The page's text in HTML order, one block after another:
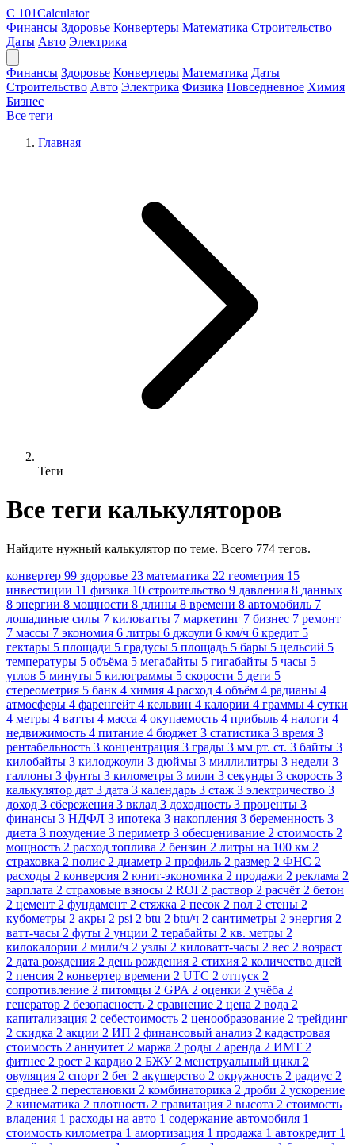
C 101Calculator
Финансы Здоровье Конвертеры Математика Строительство
Даты Авто Электрика
Финансы Здоровье Конвертеры Математика Даты
Строительство Авто Электрика Физика Повседневное Химия
Бизнес
Все теги
Главная
Теги
Все теги калькуляторов
Найдите нужный калькулятор по теме. Всего 774 тегов.
конвертер 99 здоровье 23 математика 22 геометрия 15
инвестиции 11 физика 10 строительство 9 давления 8 данных
8 энергии 8 мощности 8 длины 8 времени 8 автомобиль 7
лошадиные силы 7 киловатты 7 маркетинг 7 бизнес 7 ремонт
7 массы 7 экономия 6 литры 6 джоули 6 км/ч 6 кредит 5
гектары 5 площади 5 градусы 5 площадь 5 бары 5 цельсий 5
температуры 5 объёма 5 мегабайты 5 гигабайты 5 часы 5
углов 5 минуты 5 килограммы 5 скорости 5 дети 5
стереометрия 5 банк 4 химия 4 расход 4 объём 4 радианы 4
атмосферы 4 фаренгейт 4 кельвин 4 калории 4 граммы 4 сутки
4 метры 4 ватты 4 масса 4 окупаемость 4 прибыль 4 налоги 4
недвижимость 4 питание 4 бюджет 3 статистика 3 время 3
рентабельность 3 концентрация 3 грады 3 мм рт. ст. 3 байты 3
килобайты 3 килоджоули 3 дюймы 3 миллилитры 3 недели 3
галлоны 3 фунты 3 километры 3 мили 3 секунды 3 скорость 3
калькулятор дат 3 дата 3 календарь 3 стаж 3 электричество 3
доход 3 сбережения 3 вклад 3 доходность 3 проценты 3
финансы 3 НДФЛ 3 ипотека 3 накопления 3 беременность 3
диета 3 похудение 3 периметр 3 обесценивание 2 стоимость 2
мощность 2 расход топлива 2 бензин 2 литры на 100 км 2
страховка 2 полис 2 диаметр 2 профиль 2 размер 2 ФНС 2
расходы 2 конверсия 2 юнит-экономика 2 продажи 2 реклама 2
зарплата 2 страховые взносы 2 ROI 2 раствор 2 расчёт 2 бетон
2 цемент 2 фундамент 2 стяжка 2 песок 2 пол 2 стены 2
кубометры 2 акры 2 psi 2 btu 2 btu/ч 2 сантиметры 2 энергия 2
ватт-часы 2 футы 2 унции 2 терабайты 2 кв. метры 2
килокалории 2 мили/ч 2 узлы 2 киловатт-часы 2 вес 2 возраст
2 дата рождения 2 день рождения 2 стихия 2 количество дней
2 пенсия 2 конвертер времени 2 UTC 2 отпуск 2
сопротивление 2 питомцы 2 GPA 2 оценки 2 учёба 2
генератор 2 безопасность 2 сравнение 2 цена 2 вода 2
капитализация 2 себестоимость 2 ценообразование 2 трейдинг
2 скидка 2 акции 2 ИП 2 финансовый анализ 2 кадастровая
стоимость 2 аннуитет 2 маржа 2 роды 2 аренда 2 ИМТ 2
фитнес 2 рост 2 кардио 2 БЖУ 2 менструальный цикл 2
овуляция 2 спорт 2 бег 2 акушерство 2 окружность 2 радиус 2
среднее 2 перестановки 2 комбинаторика 2 дроби 2 ускорение
2 кинематика 2 плотность 2 гравитация 2 высота 2 стоимость
владения 1 расходы на авто 1 содержание автомобиля 1
стоимость километра 1 амортизация 1 продажа 1 автокредит 1